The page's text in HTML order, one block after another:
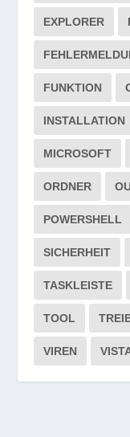
EXPLORER
FUNKTION
INSTALLATION
MICROSOFT
ORDNER
POWERSHELL
SICHERHEIT
TASKLEISTE
TOOL
VIREN